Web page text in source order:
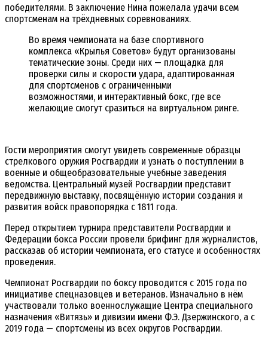
победителями. В заключение Нина пожелала удачи всем
спортсменам на трёхдневных соревнованиях.
Во время чемпионата на базе спортивного
комплекса «Крылья Советов» будут организованы
тематические зоны. Среди них — площадка для
проверки силы и скорости удара, адаптированная
для спортсменов с ограниченными
возможностями, и интерактивный бокс, где все
желающие смогут сразиться на виртуальном ринге.
Гости мероприятия смогут увидеть современные образцы
стрелкового оружия Росгвардии и узнать о поступлении в
военные и общеобразовательные учебные заведения
ведомства. Центральный музей Росгвардии представит
передвижную выставку, посвящённую истории создания и
развития войск правопорядка с 1811 года.
Перед открытием турнира представители Росгвардии и
Федерации бокса России провели брифинг для журналистов,
рассказав об истории чемпионата, его статусе и особенностях
проведения.
Чемпионат Росгвардии по боксу проводится с 2015 года по
инициативе спецназовцев и ветеранов. Изначально в нём
участвовали только военнослужащие Центра специального
назначения «Витязь» и дивизии имени Ф.Э. Дзержинского, а с
2019 года — спортсмены из всех округов Росгвардии.